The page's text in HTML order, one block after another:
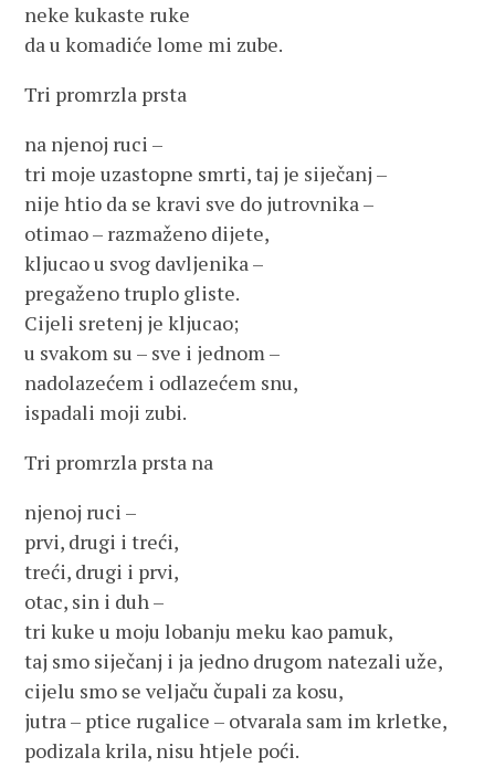
neke kukaste ruke
da u komadiće lome mi zube.
Tri promrzla prsta
na njenoj ruci –
tri moje uzastopne smrti, taj je siječanj –
nije htio da se kravi sve do jutrovnika –
otimao – razmaženo dijete,
kljucao u svog davljenika –
pregaženo truplo gliste.
Cijeli sretenj je kljucao;
u svakom su – sve i jednom –
nadolazećem i odlazećem snu,
ispadali moji zubi.
Tri promrzla prsta na
njenoj ruci –
prvi, drugi i treći,
treći, drugi i prvi,
otac, sin i duh –
tri kuke u moju lobanju meku kao pamuk,
taj smo siječanj i ja jedno drugom natezali uže,
cijelu smo se veljaču čupali za kosu,
jutra – ptice rugalice – otvarala sam im krletke,
podizala krila, nisu htjele poći.